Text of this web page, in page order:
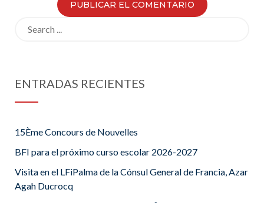
ENTRADAS RECIENTES
15Ème Concours de Nouvelles
BFI para el próximo curso escolar 2026-2027
Visita en el LFiPalma de la Cónsul General de Francia, Azar
Agah Ducrocq